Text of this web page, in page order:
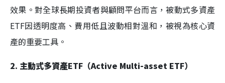
效果。對全球長期投資者與顧問平台而言，被動式多資產
ETF因透明度高、費用低且波動相對溫和，被視為核心資
產的重要工具。
2. 主動式多資產ETF（Active Multi-asset ETF）